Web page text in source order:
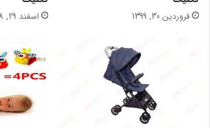
فروردین 30, 1399 اسفند 29, 1398